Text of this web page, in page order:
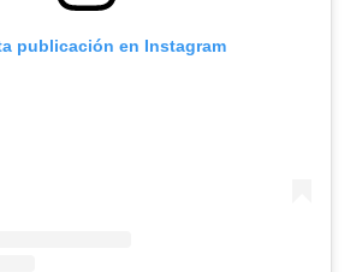
publicación en Instagram